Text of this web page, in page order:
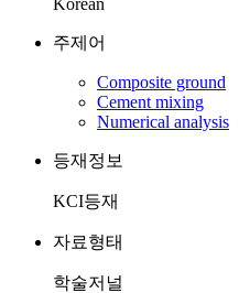
Korean
주제어
Composite ground
Cement mixing
Numerical analysis
등재정보
KCI등재
자료형태
학술저널